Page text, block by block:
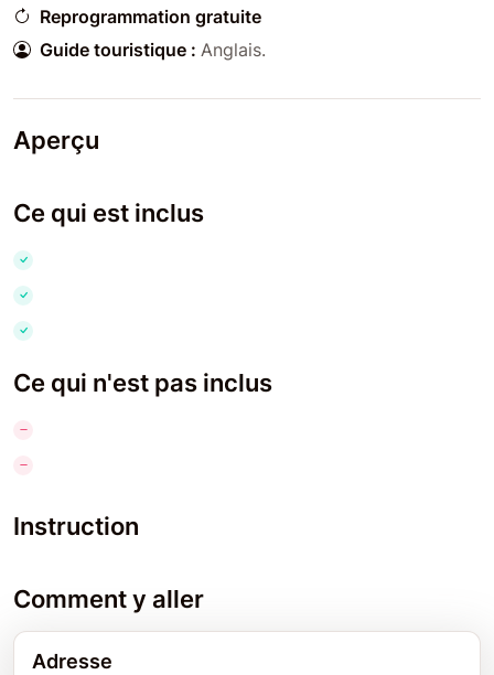
Reprogrammation gratuite
Guide touristique : Anglais.
Aperçu
Ce qui est inclus
Ce qui n'est pas inclus
Instruction
Comment y aller
Adresse